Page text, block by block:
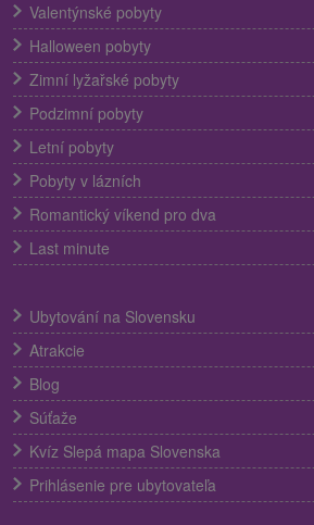
Valentýnské pobyty
Halloween pobyty
Zimní lyžařské pobyty
Podzimní pobyty
Letní pobyty
Pobyty v lázních
Romantický víkend pro dva
Last minute
Ubytování na Slovensku
Atrakcie
Blog
Súťaže
Kvíz Slepá mapa Slovenska
Prihlásenie pre ubytovateľa